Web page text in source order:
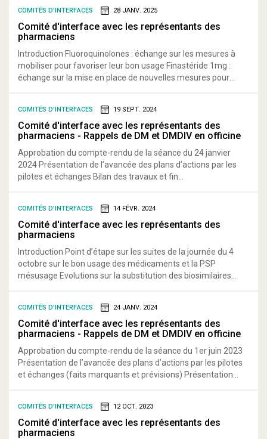
COMITÉS D'INTERFACES 28 JANV. 2025
Comité d'interface avec les représentants des
pharmaciens
Introduction Fluoroquinolones : échange sur les mesures à
mobiliser pour favoriser leur bon usage Finastéride 1mg :
échange sur la mise en place de nouvelles mesures pour...
COMITÉS D'INTERFACES 19 SEPT. 2024
Comité d'interface avec les représentants des
pharmaciens - Rappels de DM et DMDIV en officine
Approbation du compte-rendu de la séance du 24 janvier
2024 Présentation de l’avancée des plans d’actions par les
pilotes et échanges Bilan des travaux et fin...
COMITÉS D'INTERFACES 14 FÉVR. 2024
Comité d'interface avec les représentants des
pharmaciens
Introduction Point d’étape sur les suites de la journée du 4
octobre sur le bon usage des médicaments et la PSP
mésusage Evolutions sur la substitution des biosimilaires...
COMITÉS D'INTERFACES 24 JANV. 2024
Comité d'interface avec les représentants des
pharmaciens - Rappels de DM et DMDIV en officine
Approbation du compte-rendu de la séance du 1er juin 2023
Présentation de l’avancée des plans d’actions par les pilotes
et échanges (faits marquants et prévisions) Présentation...
COMITÉS D'INTERFACES 12 OCT. 2023
Comité d'interface avec les représentants des
pharmaciens